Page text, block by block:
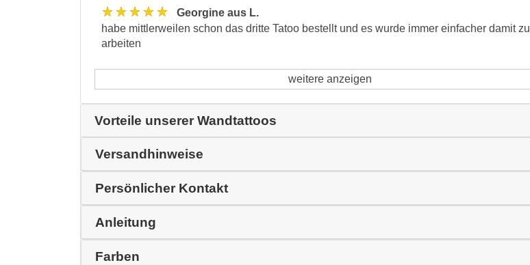
★★★★★
Georgine aus L.
habe mittlerweilen schon das dritte Tatoo bestellt und es wurde immer einfacher damit zu
arbeiten
weitere anzeigen
Vorteile unserer Wandtattoos
Versandhinweise
Persönlicher Kontakt
Anleitung
Farben